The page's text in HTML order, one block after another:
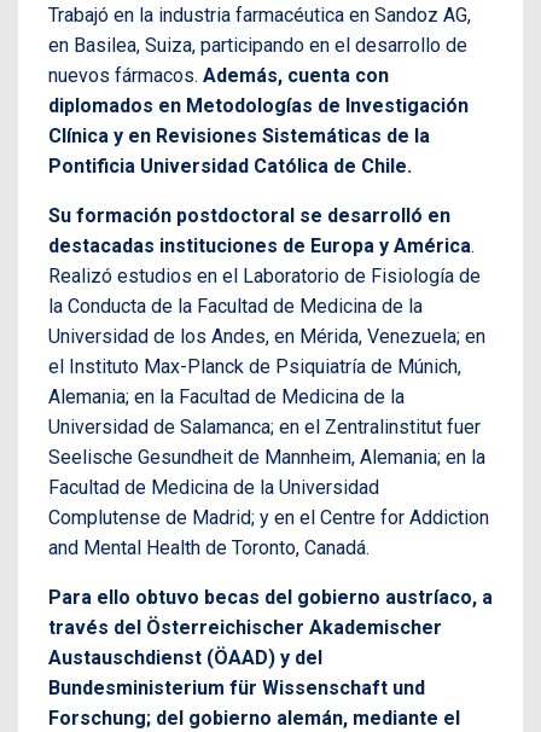
Trabajó en la industria farmacéutica en Sandoz AG,
en Basilea, Suiza, participando en el desarrollo de
nuevos fármacos. Además, cuenta con
diplomados en Metodologías de Investigación
Clínica y en Revisiones Sistemáticas de la
Pontificia Universidad Católica de Chile.
Su formación postdoctoral se desarrolló en
destacadas instituciones de Europa y América.
Realizó estudios en el Laboratorio de Fisiología de
la Conducta de la Facultad de Medicina de la
Universidad de los Andes, en Mérida, Venezuela; en
el Instituto Max-Planck de Psiquiatría de Múnich,
Alemania; en la Facultad de Medicina de la
Universidad de Salamanca; en el Zentralinstitut fuer
Seelische Gesundheit de Mannheim, Alemania; en la
Facultad de Medicina de la Universidad
Complutense de Madrid; y en el Centre for Addiction
and Mental Health de Toronto, Canadá.
Para ello obtuvo becas del gobierno austríaco, a
través del Österreichischer Akademischer
Austauschdienst (ÖAAD) y del
Bundesministerium für Wissenschaft und
Forschung; del gobierno alemán, mediante el